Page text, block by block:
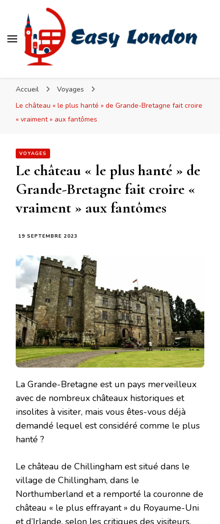
Accueil
Voyages
Le château « le plus hanté » de Grande-Bretagne fait croire
« vraiment » aux fantômes
VOYAGES
Le château « le plus hanté » de
Grande-Bretagne fait croire «
vraiment » aux fantômes
19 SEPTEMBRE 2023
La Grande-Bretagne est un pays merveilleux
avec de nombreux châteaux historiques et
insolites à visiter, mais vous êtes-vous déjà
demandé lequel est considéré comme le plus
hanté ?
Le château de Chillingham est situé dans le
village de Chillingham, dans le
Northumberland et a remporté la couronne de
château « le plus effrayant » du Royaume-Uni